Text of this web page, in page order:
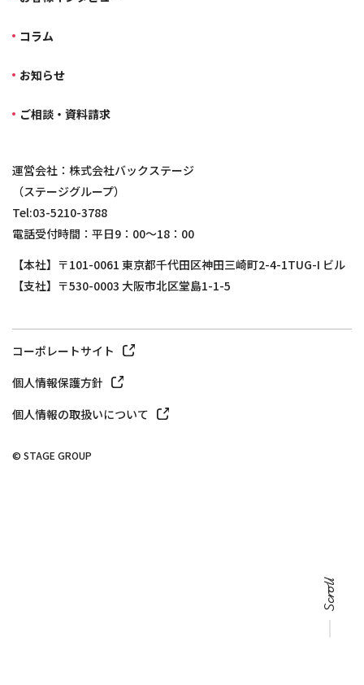
Scroll
コラム
お知らせ
ご相談・資料請求
運営会社：株式会社バックステージ
（ステージグループ）
Tel:03-5210-3788
電話受付時間：平日9：00～18：00
【本社】〒101-0061 東京都千代田区神田三崎町2-4-1TUG-I ビル
【支社】〒530-0003 大阪市北区堂島1-1-5
コーポレートサイト
個人情報保護方針
個人情報の取扱いについて
© STAGE GROUP